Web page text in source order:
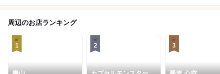
周辺のお店ランキング
1 2 3